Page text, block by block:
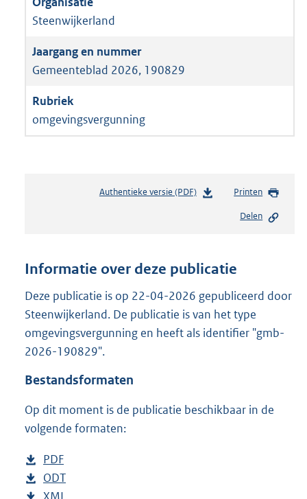
Steenwijkerland
Gemeenteblad 2026, 190829
omgevingsvergunning
Authentieke versie (PDF)b
n
s
r
o
:
Printen
Delen
Informatie over deze publicatie
Deze publicatie is op 22-04-2026 gepubliceerd door
Steenwijkerland. De publicatie is van het type
omgevingsvergunning en heeft als identifier "gmb-
2026-190829".
Bestandsformaten
Op dit moment is de publicatie beschikbaar in de
volgende formaten:
D
o
PDF
e
D
ODT